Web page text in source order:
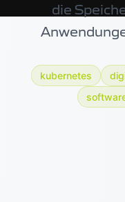
die
kubernetes